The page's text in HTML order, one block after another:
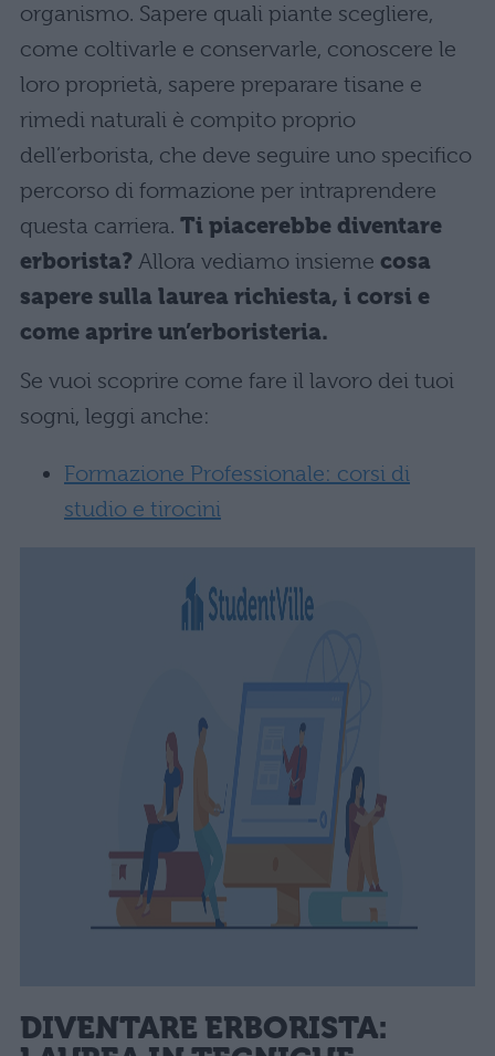
organismo. Sapere quali piante scegliere,
come coltivarle e conservarle, conoscere le
loro proprietà, sapere preparare tisane e
rimedi naturali è compito proprio
dell’erborista, che deve seguire uno specifico
percorso di formazione per intraprendere
questa carriera. Ti piacerebbe diventare
erborista? Allora vediamo insieme cosa
sapere sulla laurea richiesta, i corsi e
come aprire un’erboristeria.
Se vuoi scoprire come fare il lavoro dei tuoi
sogni, leggi anche:
Formazione Professionale: corsi di
studio e tirocini
DIVENTARE ERBORISTA: